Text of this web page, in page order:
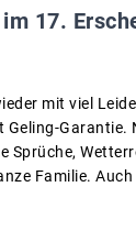
17.
mit viel
Garantie.
Familie.